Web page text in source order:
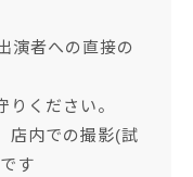
演者への直接の
ください。
店内での撮影(試
す